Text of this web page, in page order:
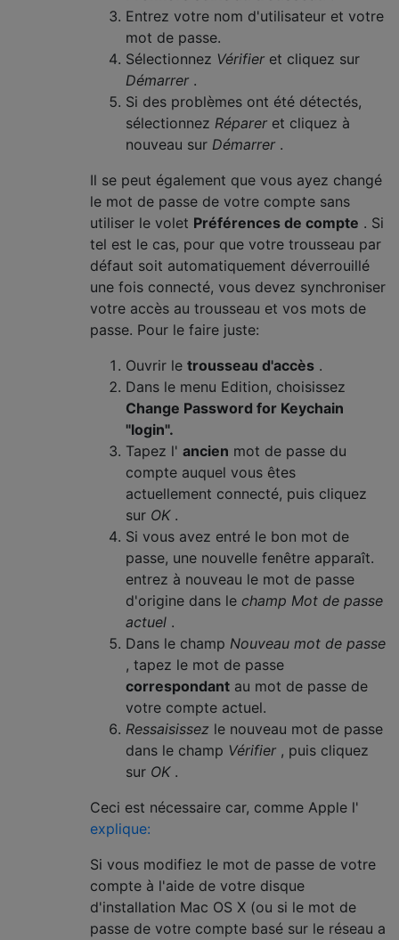
Entrez votre nom d'utilisateur et votre
mot de passe.
Sélectionnez Vérifier et cliquez sur
Démarrer .
Si des problèmes ont été détectés,
sélectionnez Réparer et cliquez à
nouveau sur Démarrer .
Il se peut également que vous ayez changé
le mot de passe de votre compte sans
utiliser le volet Préférences de compte . Si
tel est le cas, pour que votre trousseau par
défaut soit automatiquement déverrouillé
une fois connecté, vous devez synchroniser
votre accès au trousseau et vos mots de
passe. Pour le faire juste:
Ouvrir le trousseau d'accès .
Dans le menu Edition, choisissez
Change Password for Keychain
"login".
Tapez l' ancien mot de passe du
compte auquel vous êtes
actuellement connecté, puis cliquez
sur OK.
Si vous avez entré le bon mot de
passe, une nouvelle fenêtre apparaît.
entrez à nouveau le mot de passe
d'origine dans le champ Mot de passe
actuel .
Dans le champ Nouveau mot de passe
, tapez le mot de passe
correspondant au mot de passe de
votre compte actuel.
Ressaisissez le nouveau mot de passe
dans le champ Vérifier , puis cliquez
sur OK.
Ceci est nécessaire car, comme Apple l'
explique:
Si vous modifiez le mot de passe de votre
compte à l'aide de votre disque
d'installation Mac OS X (ou si le mot de
passe de votre compte basé sur le réseau a